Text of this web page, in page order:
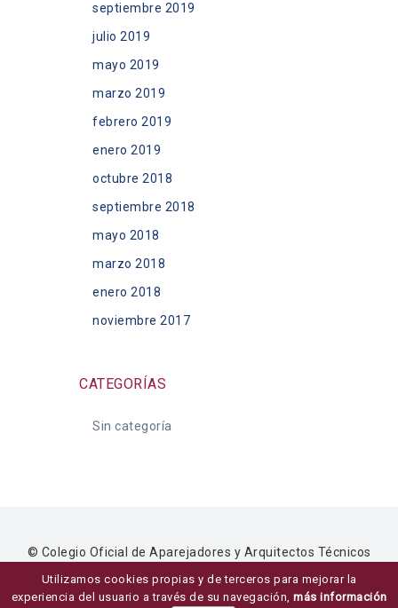
septiembre 2019
julio 2019
mayo 2019
marzo 2019
febrero 2019
enero 2019
octubre 2018
septiembre 2018
mayo 2018
marzo 2018
enero 2018
noviembre 2017
CATEGORÍAS
Sin categoría
© Colegio Oficial de Aparejadores y Arquitectos Técnicos
de Ávila ·
Aviso legal privacidad y ·
Diseño
Ziddea
Utilizamos cookies propias y de terceros para mejorar la
experiencia del usuario a través de su navegación, más información